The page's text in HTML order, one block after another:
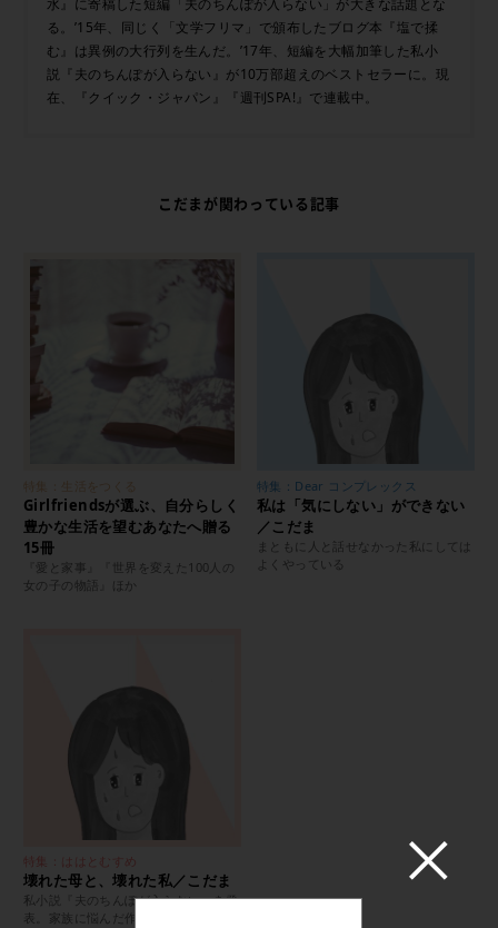
る。’15年、同じく「文学フリマ」で頒布したブログ本『塩で揉
む』は異例の大行列を生んだ。’17年、短編を大幅加筆した私小
説『夫のちんぽが入らない』が10万部超えのベストセラーに。現
在、『クイック・ジャパン』『週刊SPA!』で連載中。
こだまが関わっている記事
特集：生活をつくる
Girlfriendsが選ぶ、自分らしく
豊かな生活を望むあなたへ贈る
15冊
『愛と家事』『世界を変えた100人の
女の子の物語』ほか
特集：Dear コンプレックス
私は「気にしない」ができない
／こだま
まともに人と話せなかった私にしては
よくやっている
特集：ははとむすめ
壊れた母と、壊れた私／こだま
私小説『夫のちんぽが入らない』を発
表。家族に悩んだ作家の決意